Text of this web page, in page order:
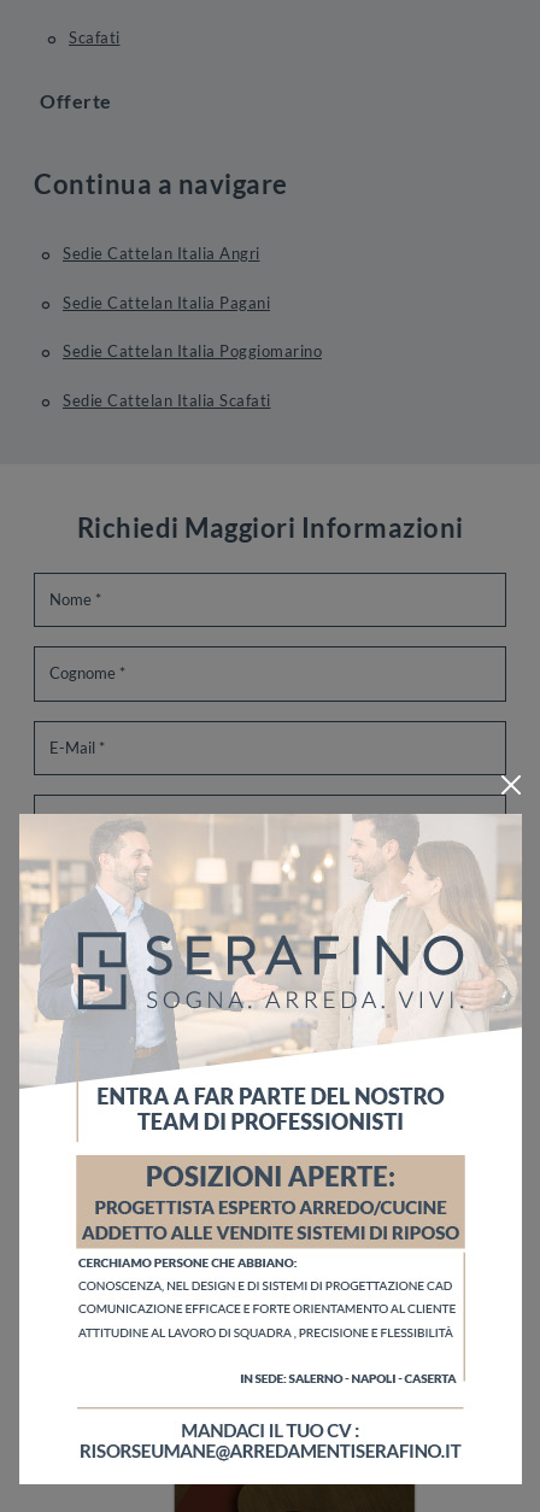
Scafati
Offerte
Continua a navigare
Sedie Cattelan Italia Angri
Sedie Cattelan Italia Pagani
Sedie Cattelan Italia Poggiomarino
Sedie Cattelan Italia Scafati
Sfoglia i cataloghi
Richiedi Maggiori Informazioni
Ho letto l'informativa sullaPrivacy Policy
Invia